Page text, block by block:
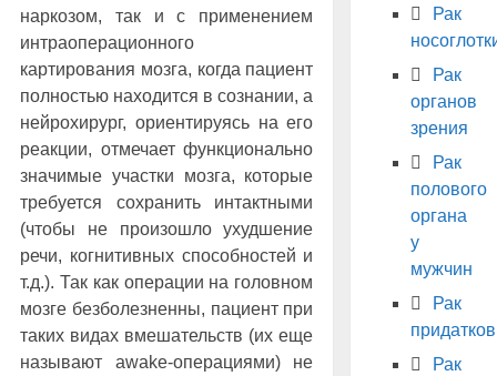
наркозом, так и с применением
интраоперационного
картирования мозга, когда пациент
полностью находится в сознании, а
нейрохирург, ориентируясь на его
реакции, отмечает функционально
значимые участки мозга, которые
требуется сохранить интактными
(чтобы не произошло ухудшение
речи, когнитивных способностей и
т.д.). Так как операции на головном
мозге безболезненны, пациент при
таких видах вмешательств (их еще
называют awake-операциями) не
Рак
Рак
органов
зрения
Рак
полового
органа
у
мужчин
Рак
придатков
Рак